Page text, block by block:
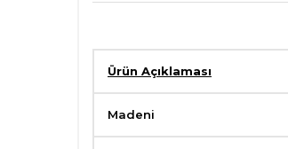
Ürün Açıklaması
Madeni